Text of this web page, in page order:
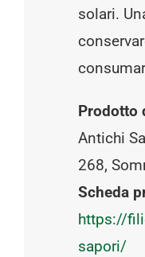
solari.
Prodotto
Antichi
268,
Scheda
https://
sapori/